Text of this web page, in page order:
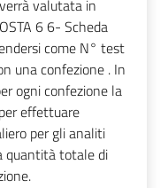
valutata in
6 6- Scheda
come N° test
una confezione . In
ogni confezione la
effettuare
per gli analiti
quantità totale di